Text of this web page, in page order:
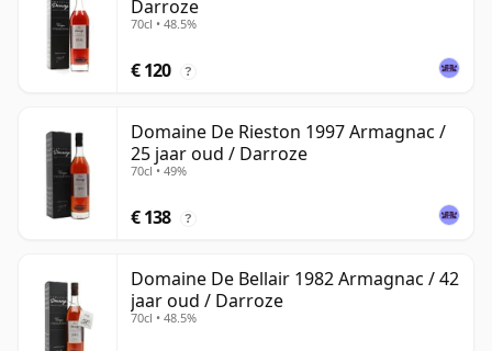
Darroze
70cl • 48.5%
€ 120 ?
Domaine De Rieston 1997 Armagnac /
25 jaar oud / Darroze
70cl • 49%
€ 138 ?
Domaine De Bellair 1982 Armagnac / 42
jaar oud / Darroze
70cl • 48.5%